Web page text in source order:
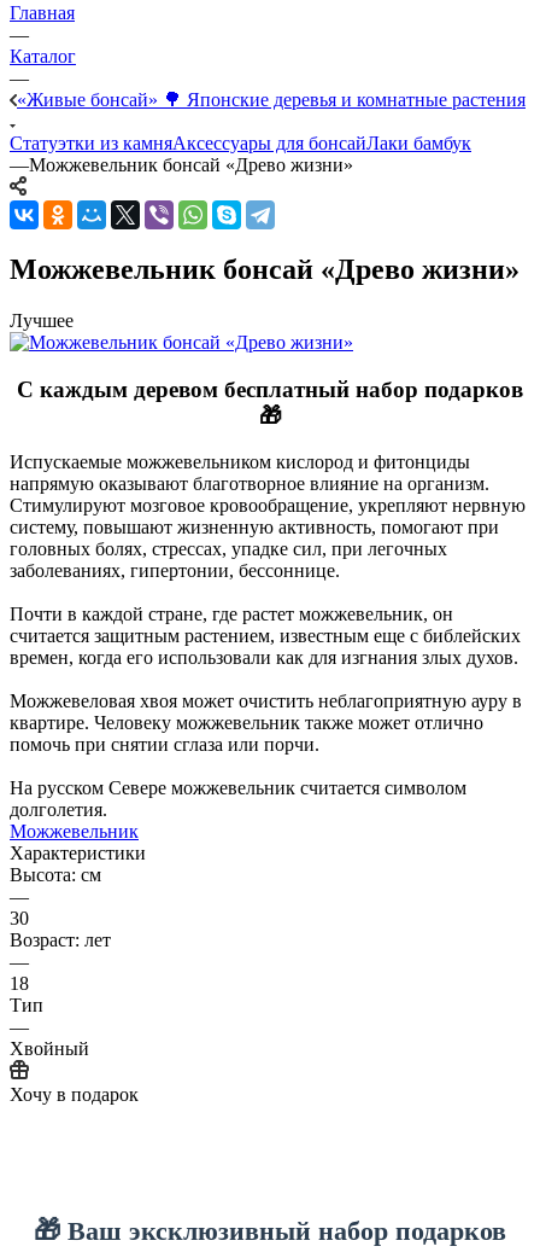
Главная
—
Каталог
—
«Живые бонсай» 🌳 Японские деревья и комнатные растения
Статуэтки из камняАксессуары для бонсайЛаки бамбук
—Можжевельник бонсай «Древо жизни»
Можжевельник бонсай «Древо жизни»
Лучшее
С каждым деревом бесплатный набор подарков
🎁
Испускаемые можжевельником кислород и фитонциды
напрямую оказывают благотворное влияние на организм.
Стимулируют мозговое кровообращение, укрепляют нервную
систему, повышают жизненную активность, помогают при
головных болях, стрессах, упадке сил, при легочных
заболеваниях, гипертонии, бессоннице.
Почти в каждой стране, где растет можжевельник, он
считается защитным растением, известным еще с библейских
времен, когда его использовали как для изгнания злых духов.
Можжевеловая хвоя может очистить неблагоприятную ауру в
квартире. Человеку можжевельник также может отлично
помочь при снятии сглаза или порчи.
На русском Севере можжевельник считается символом
долголетия.
Можжевельник
Характеристики
Высота: см
—
30
Возраст: лет
—
18
Тип
—
Хвойный
Хочу в подарок
🎁 Ваш эксклюзивный набор подарков